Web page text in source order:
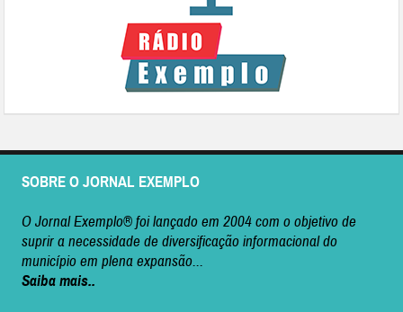
SOBRE O JORNAL EXEMPLO
O Jornal Exemplo® foi lançado em 2004 com o objetivo de
suprir a necessidade de diversificação informacional do
município em plena expansão...
Saiba mais..